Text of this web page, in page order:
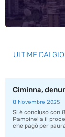
ULTIME DAI
Ciminna,
8 Novembre 2025
Si è concluso con
Pampinella il
che pagò per